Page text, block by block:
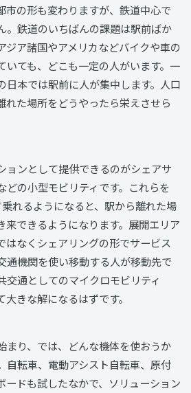
市の形も変わりますが、鉄道中心で
。鉄道のいちばんの課題は駅前ばか
ジア諸国やアメリカなどバイクや車の
いても、どこも一定の人がいます。一
日本では駅前に人が集中します。人口
れた場所をどうやったら栄えさせら
ョンとして提供できるのがシェアサ
どの小型モビリティです。これらを
れるようになると、駅から離れた場
来できるようになります。展開エリア
はなくシェアリングの形でサービス
通機関を使い移動する人が移動先で
交通としてのマイクロモビリティ
きな解になるはずです。
まり、では、どんな機体を使おうか
自転車、電動アシスト自転車、原付
ードも試したなかで、ソリューション